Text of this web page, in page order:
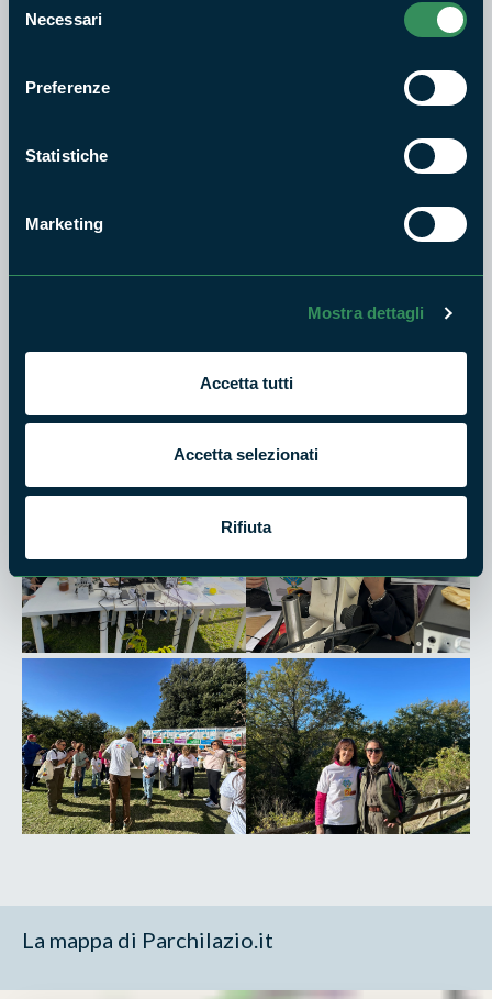
delNecessari
Preferenze
Statistiche
Marketing
Mostra dettagli
Accetta tutti
Accetta selezionati
Rifiuta
La mappa di Parchilazio.it